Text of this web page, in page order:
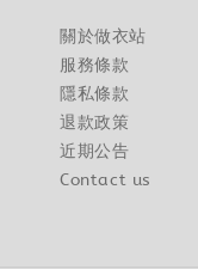
關於做衣站
服務條款
隱私條款
退款政策
近期公告
Contact us